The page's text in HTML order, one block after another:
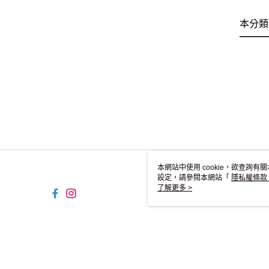
本分
本網站中使用 cookie，欲查詢有
設定，請參閱本網站「 隱私權條款
使用 cookie。
了解更多 >